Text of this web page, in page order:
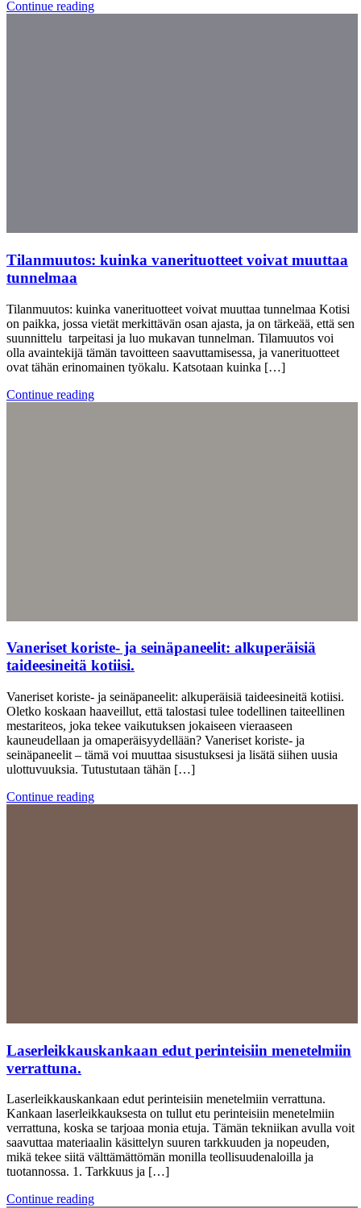
Continue reading
Tilanmuutos: kuinka vanerituotteet voivat muuttaa
tunnelmaa
Tilanmuutos: kuinka vanerituotteet voivat muuttaa tunnelmaa Kotisi
on paikka, jossa vietät merkittävän osan ajasta, ja on tärkeää, että sen
suunnittelu tarpeitasi ja luo mukavan tunnelman. Tilamuutos voi
olla avaintekijä tämän tavoitteen saavuttamisessa, ja vanerituotteet
ovat tähän erinomainen työkalu. Katsotaan kuinka […]
Continue reading
Vaneriset koriste- ja seinäpaneelit: alkuperäisiä
taideesineitä kotiisi.
Vaneriset koriste- ja seinäpaneelit: alkuperäisiä taideesineitä kotiisi.
Oletko koskaan haaveillut, että talostasi tulee todellinen taiteellinen
mestariteos, joka tekee vaikutuksen jokaiseen vieraaseen
kauneudellaan ja omaperäisyydellään? Vaneriset koriste- ja
seinäpaneelit – tämä voi muuttaa sisustuksesi ja lisätä siihen uusia
ulottuvuuksia. Tutustutaan tähän […]
Continue reading
Laserleikkauskankaan edut perinteisiin menetelmiin
verrattuna.
Laserleikkauskankaan edut perinteisiin menetelmiin verrattuna.
Kankaan laserleikkauksesta on tullut etu perinteisiin menetelmiin
verrattuna, koska se tarjoaa monia etuja. Tämän tekniikan avulla voit
saavuttaa materiaalin käsittelyn suuren tarkkuuden ja nopeuden,
mikä tekee siitä välttämättömän monilla teollisuudenaloilla ja
tuotannossa. 1. Tarkkuus ja […]
Continue reading